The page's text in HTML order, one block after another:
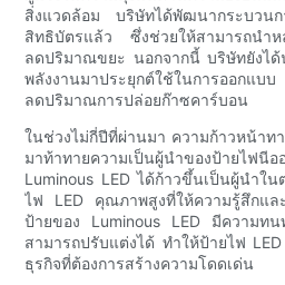
สิ่งแวดล้อม บริษัทได้พัฒนากระบวนก
สิทธิบัตรแล้ว ซึ่งช่วยให้สามารถนำห
ลดปริมาณขยะ นอกจากนี้ บริษัทยังได้
พลังงานมาประยุกต์ใช้ในการออกแบ
ลดปริมาณการปล่อยก๊าซคาร์บอน
ในช่วงไม่กี่ปีที่ผ่านมา ความก้าวหน้าทา
มาท้าทายความเป็นผู้นำของป้ายไฟ
Luminous LED ได้ก้าวขึ้นเป็นผู้นำใ
ไฟ LED คุณภาพสูงที่ให้ความรู้สึกแล
ป้ายของ Luminous LED มีความท
สามารถปรับแต่งได้ ทำให้ป้ายไฟ
ธุรกิจที่ต้องการสร้างความโดดเด่น